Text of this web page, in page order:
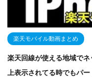
楽天モバイル動画まとめ
楽天回線が使える地域で
上表示されてる時でもパ